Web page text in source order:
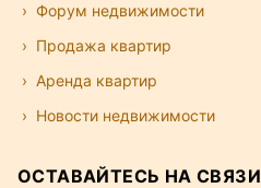
Форум недвижимости
Продажа квартир
Аренда квартир
Новости недвижимости
ОСТАВАЙТЕСЬ НА СВЯЗИ